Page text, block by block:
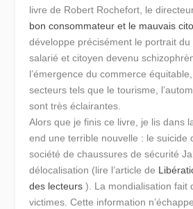
livre de Robert Rochefort, le
bon consommateur et le mauvais
développe précisément le portrait
salarié et citoyen devenu
l’émergence du commerce
secteurs tels que le tourisme,
sont très éclairantes.
Alors que je finis ce livre, je lis dans
end une terrible nouvelle : le suicide
société de chaussures de sécurité
délocalisation (lire l’article de
des lecteurs ). La mondialisation fait
victimes. Cette information